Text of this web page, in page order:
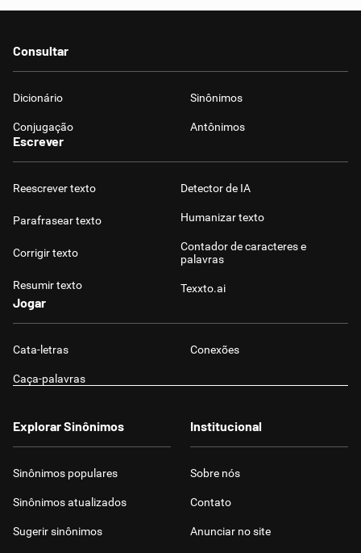
Consultar
Dicionário Sinônimos
Conjugação Antônimos
Escrever
Reescrever texto
Parafrasear texto
Corrigir texto
Resumir texto
Detector de IA
Humanizar texto
Contador de caracteres e
palavras
Texxto.ai
Jogar
Cata-letras Conexões
Caça-palavras
Explorar Sinônimos
Sinônimos populares
Sinônimos atualizados
Sugerir sinônimos
Institucional
Sobre nós
Contato
Anunciar no site